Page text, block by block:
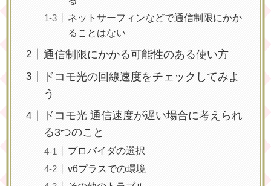
ネットサーフィンなどで通信制限にかか
ることはない
通信制限にかかる可能性のある使い方
ドコモ光の回線速度をチェックしてみよ
う
ドコモ光 通信速度が遅い場合に考えられ
る3つのこと
プロバイダの選択
v6プラスでの環境